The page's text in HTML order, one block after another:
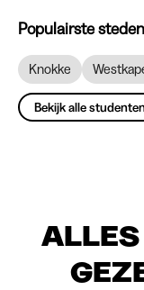
Populairste
Knokke
Bekijk alle
ALLES